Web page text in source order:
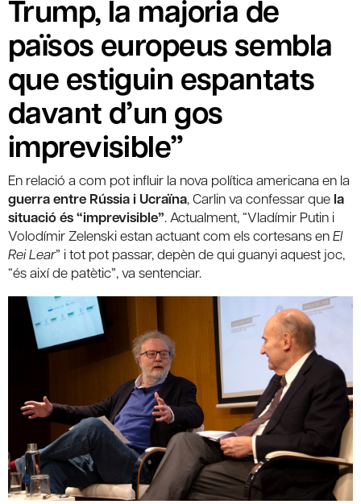
Trump, la majoria de
països europeus sembla
que estiguin espantats
davant d’un gos
imprevisible”
En relació a com pot influir la nova política americana en la
guerra entre Rússia i Ucraïna, Carlin va confessar que la
situació és “imprevisible”. Actualment, “Vladímir Putin i
Volodímir Zelenski estan actuant com els cortesans enEl
Rei Lear” i tot pot passar, depèn de qui guanyi aquest joc,
“és així de patètic”, va sentenciar.